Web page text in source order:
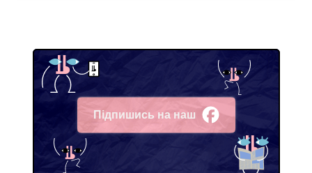
Підпишись на наш
Facebook